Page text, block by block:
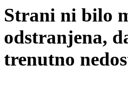
Strani ni bilo
odstranjena,
trenutno